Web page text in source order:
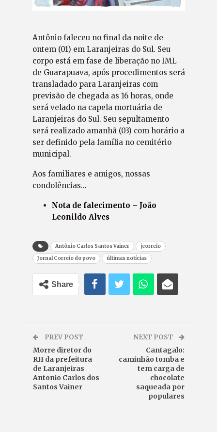
Antônio faleceu no final da noite de
ontem (01) em Laranjeiras do Sul. Seu
corpo está em fase de liberação no IML
de Guarapuava, após procedimentos será
transladado para Laranjeiras com
previsão de chegada as 16 horas, onde
será velado na capela mortuária de
Laranjeiras do Sul. Seu sepultamento
será realizado amanhã (03) com horário a
ser definido pela família no cemitério
municipal.
Aos familiares e amigos, nossas
condolências…
Nota de falecimento – João
Leonildo Alves
Antônio Carlos Santos Vainer
jcorreio
Jornal Correio do povo
últimas notícias
Share
PREV POST
Morre diretor do
RH da prefeitura
de Laranjeiras
Antonio Carlos dos
Santos Vainer
NEXT POST
Cantagalo:
caminhão tomba e
tem carga de
chocolate
saqueada por
populares